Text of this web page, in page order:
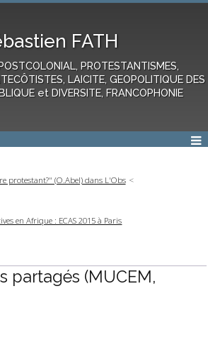
FATH
PROTESTANTISMES,
LAICITE, GEOPOLITIQUE DES
et DIVERSITE, FRANCOPHONIE
protestant?" (O.Abel) dans L'Obs
en Afrique : ECAS 2015 à Paris
partagés (MUCEM,